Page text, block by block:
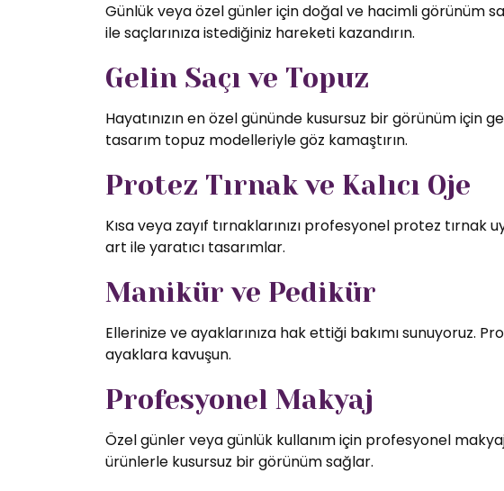
Günlük veya özel günler için doğal ve hacimli görünüm
ile saçlarınıza istediğiniz hareketi kazandırın.
Gelin Saçı ve Topuz
Hayatınızın en özel gününde kusursuz bir görünüm için
tasarım topuz modelleriyle göz kamaştırın.
Protez Tırnak ve Kalıcı Oje
Kısa veya zayıf tırnaklarınızı profesyonel protez
art ile yaratıcı tasarımlar.
Manikür ve Pedikür
Ellerinize ve ayaklarınıza hak ettiği bakımı sunuyoruz.
ayaklara kavuşun.
Profesyonel Makyaj
Özel günler veya günlük kullanım için profesyonel
ürünlerle kusursuz bir görünüm sağlar.